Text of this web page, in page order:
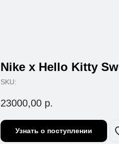
Nike x Hello Kitty
SKU:
23000,00 р.
Узнать о поступлении